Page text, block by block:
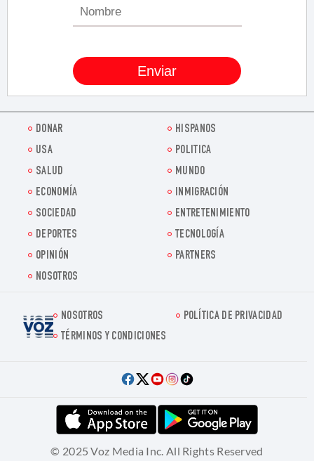
DONAR
HISPANOS
USA
POLITICA
SALUD
MUNDO
ECONOMÍA
INMIGRACIÓN
SOCIEDAD
ENTRETENIMIENTO
DEPORTES
TECNOLOGÍA
OPINIÓN
PARTNERS
NOSOTROS
Voz.us
NOSOTROS
POLÍTICA DE PRIVACIDAD
TÉRMINOS Y CONDICIONES
© 2025 Voz Media Inc. All Rights Reserved